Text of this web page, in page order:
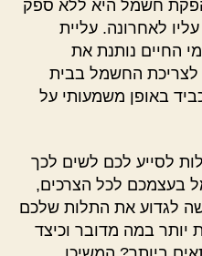
חשמל היא ללא ספק
לאחרונה. עליית
החיים נותנת את
לצריכת החשמל בבית
באופן משמעותי על
לסייע לכם לשים לכך
בעצמכם לכל הצרכים,
לגדוע את התלות שלכם
במה מדובר וכיצד